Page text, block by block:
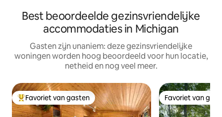
Best beoordeelde gezinsvriendelijke
accommodaties in Michigan
Gasten zijn unaniem: deze gezinsvriendelijke
woningen worden hoog beoordeeld voor hun locatie,
netheid en nog veel meer.
Topfavoriet van gasten
Favoriet van gasten Favoriet van
Favoriet van